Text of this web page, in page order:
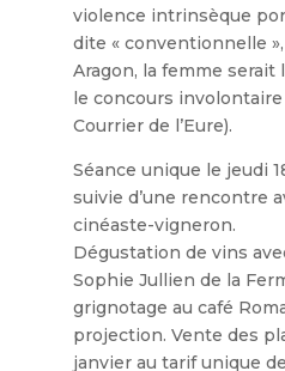
violence intrinsèque
dite « conventionnelle
Aragon, la femme serait
le concours involontaire
Courrier de l’Eure).
Séance unique le jeudi
suivie d’une rencontre
cinéaste-vigneron.
Dégustation de vins
Sophie Jullien de la
grignotage au café
projection. Vente des
janvier au tarif unique de